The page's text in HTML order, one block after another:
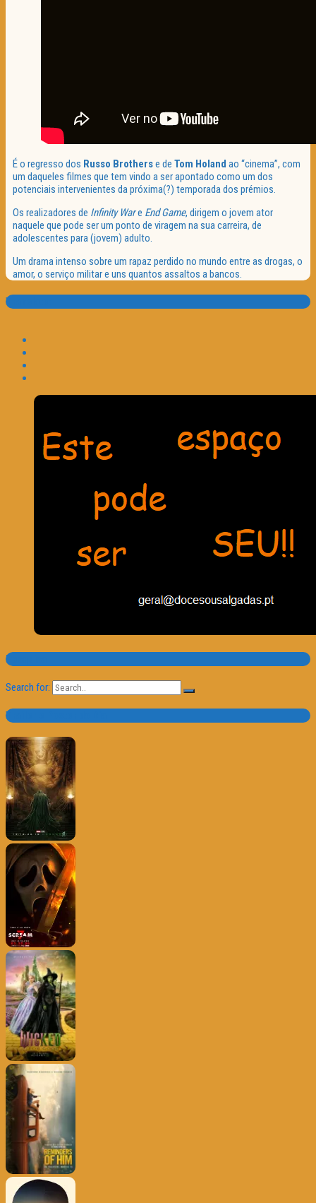
É o regresso dos Russo Brotherse de Tom Holand ao “cinema”, com
um daqueles filmes que tem vindo a ser apontado como um dos
potenciais intervenientes da próxima(?) temporada dos prémios.
Os realizadores de Infinity Ware End Game, dirigem o jovem ator
naquele que pode ser um ponto de viragem na sua carreira, de
adolescentes para (jovem) adulto.
Um drama intenso sobre um rapaz perdido no mundo entre as drogas, o
amor, o serviço militar e uns quantos assaltos a bancos.
Translate:
Pesquisa
Search for:
Trailer e Poster do Dia